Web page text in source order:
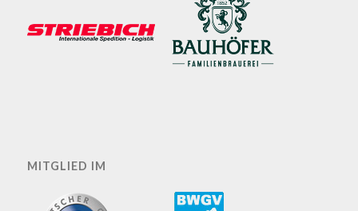
MITGLIED IM